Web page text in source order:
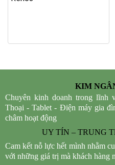
KIM
Chuyên kinh doanh trong lĩnh
Thoại - Tablet - Điện máy gia
châm hoạt động
UY TÍN – TRUNG
Cam kết nỗ lực hết mình nhằm
với những giá trị mà khách hàng